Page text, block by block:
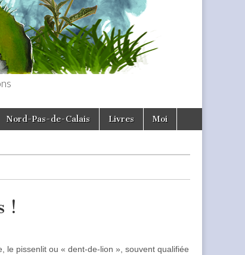
Nord-Pas-de-Calais Livres Moi
!
le pissenlit ou « dent-de-lion », souvent qualifiée